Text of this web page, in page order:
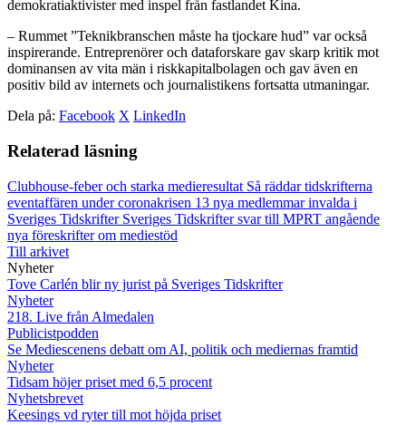
demokratiaktivister med inspel från fastlandet Kina.
– Rummet ”Teknikbranschen måste ha tjockare hud” var också
inspirerande. Entreprenörer och dataforskare gav skarp kritik mot
dominansen av vita män i riskkapitalbolagen och gav även en
positiv bild av internets och journalistikens fortsatta utmaningar.
Dela på: Facebook X LinkedIn
Relaterad läsning
Clubhouse-feber och starka medieresultat Så räddar tidskrifterna
eventaffären under coronakrisen 13 nya medlemmar invalda i
Sveriges Tidskrifter Sveriges Tidskrifter svar till MPRT angående
nya föreskrifter om mediestöd
Till arkivet
Nyheter
Tove Carlén blir ny jurist på Sveriges Tidskrifter
Nyheter
218. Live från Almedalen
Publicistpodden
Se Mediescenens debatt om AI, politik och mediernas framtid
Nyheter
Tidsam höjer priset med 6,5 procent
Nyhetsbrevet
Keesings vd ryter till mot höjda priset